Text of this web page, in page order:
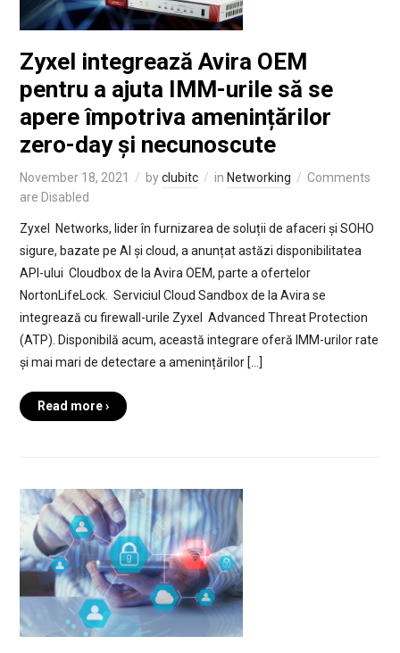
Zyxel integrează Avira OEM
pentru a ajuta IMM-urile să se
apere împotriva amenințărilor
zero-day și necunoscute
November 18, 2021 byclubitc in Networking
Comments
are Disabled
Zyxel Networks, lider în furnizarea de soluții de afaceri și SOHO
sigure, bazate pe AI și cloud, a anunțat astăzi disponibilitatea
API-ului Cloudbox de la Avira OEM, parte a ofertelor
NortonLifeLock. Serviciul Cloud Sandbox de la Avira se
integrează cu firewall-urile Zyxel Advanced Threat Protection
(ATP). Disponibilă acum, această integrare oferă IMM-urilor rate
și mai mari de detectare a amenințărilor […]
Read more ›